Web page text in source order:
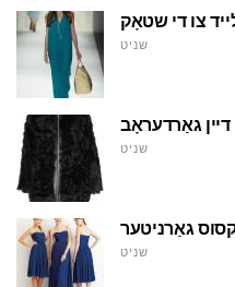
צו די שטאָק
שניט
גאַרדעראָב
שניט
גאַרניטער
שניט